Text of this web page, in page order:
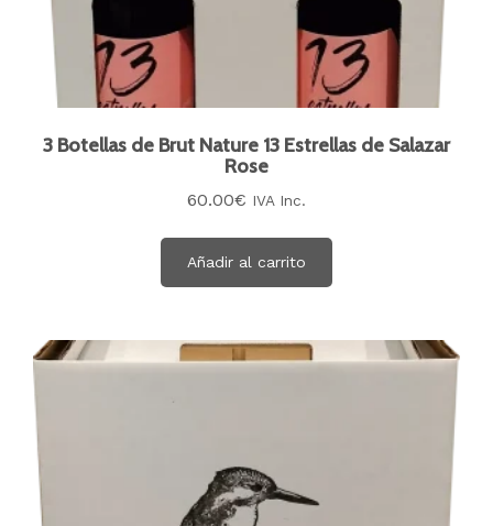
3 Botellas de Brut Nature 13 Estrellas de Salazar
Rose
60.00€ IVA Inc.
Añadir al carrito